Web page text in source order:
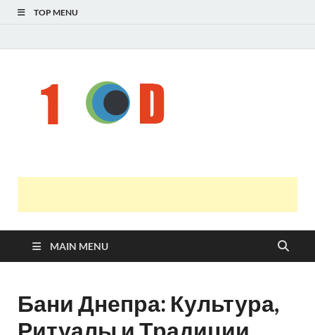
TOP MENU
MAIN MENU
Бани Днепра: Культура,